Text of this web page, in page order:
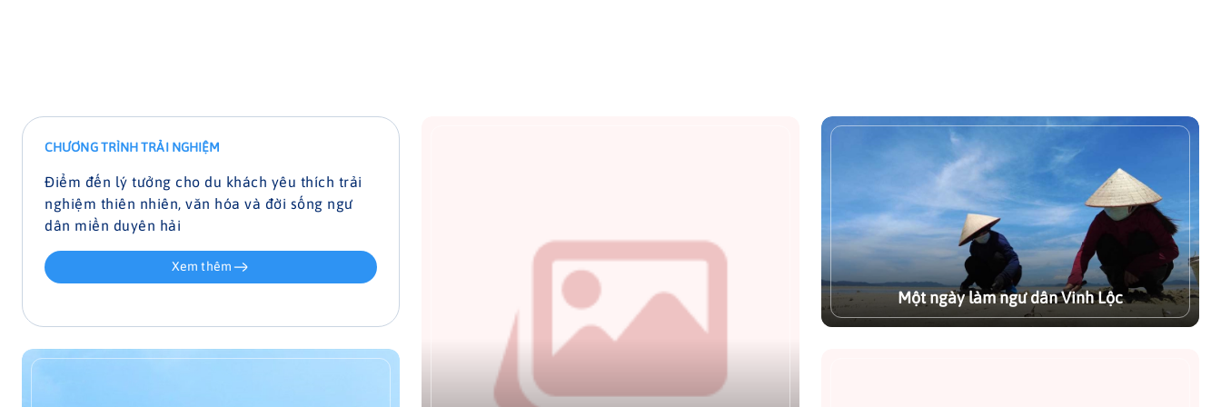
Eo Biển Xanh Homestay
Thôn Mỹ Cảnh (thôn Hai), xã Vinh Lộc,
thành phố Huế
Xem chi tiết